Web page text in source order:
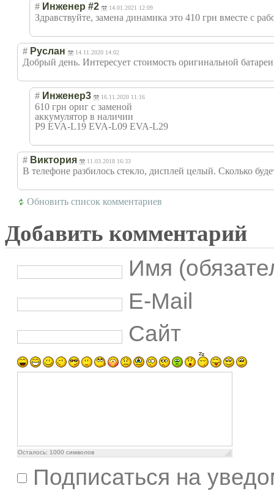
# Инженер #2 14.01.2021 12:09
Здравствуйте, замена динамика это 410 грн вместе с
# Руслан 14.11.2020 14:02
Добрый день. Интересует стоимость оригинальной
# Инженер3 16.11.2020 11:16
610 грн ориг с заменой
аккумулятор в наличии
P9 EVA-L19 EVA-L09 EVA-L29
# Виктория 11.03.2018 16:33
В телефоне разбилось стекло, дисплей целый. Сколько
Обновить список комментариев
Добавить комментарий
Имя
E-Mail
Сайт
Осталось: 1000 символов
Подписаться на